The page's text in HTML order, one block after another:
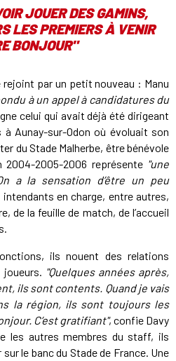
JOUER DES GAMINS,
LES PREMIERS À VENIR
BONJOUR"
par un petit nouveau : Manu
à un appel à candidatures du
celui qui avait déjà été dirigeant
à Aunay-sur-Odon où évoluait son
du Stade Malherbe, être bénévole
2005-2006 représente "une
a la sensation d’être un peu
en charge, entre autres,
de la feuille de match, de l’accueil
ils nouent des relations
joueurs. "Quelques années après,
ils sont contents. Quand je vais
la région, ils sont toujours les
C’est gratifiant", confie Davy
les autres membres du staff, ils
sur le banc du Stade de France. Une